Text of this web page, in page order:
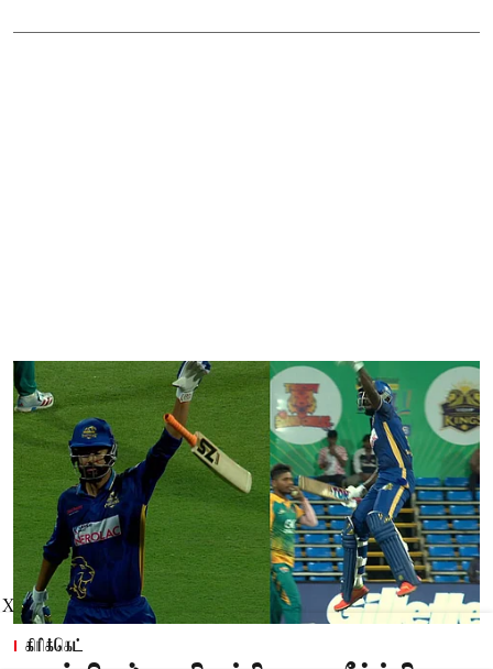
கிரிக்கெட்
X